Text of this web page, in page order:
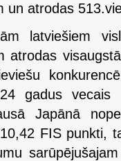
un atrodas
latviešiem
atrodas
gadus vecais
Japānā
FIS punkti,